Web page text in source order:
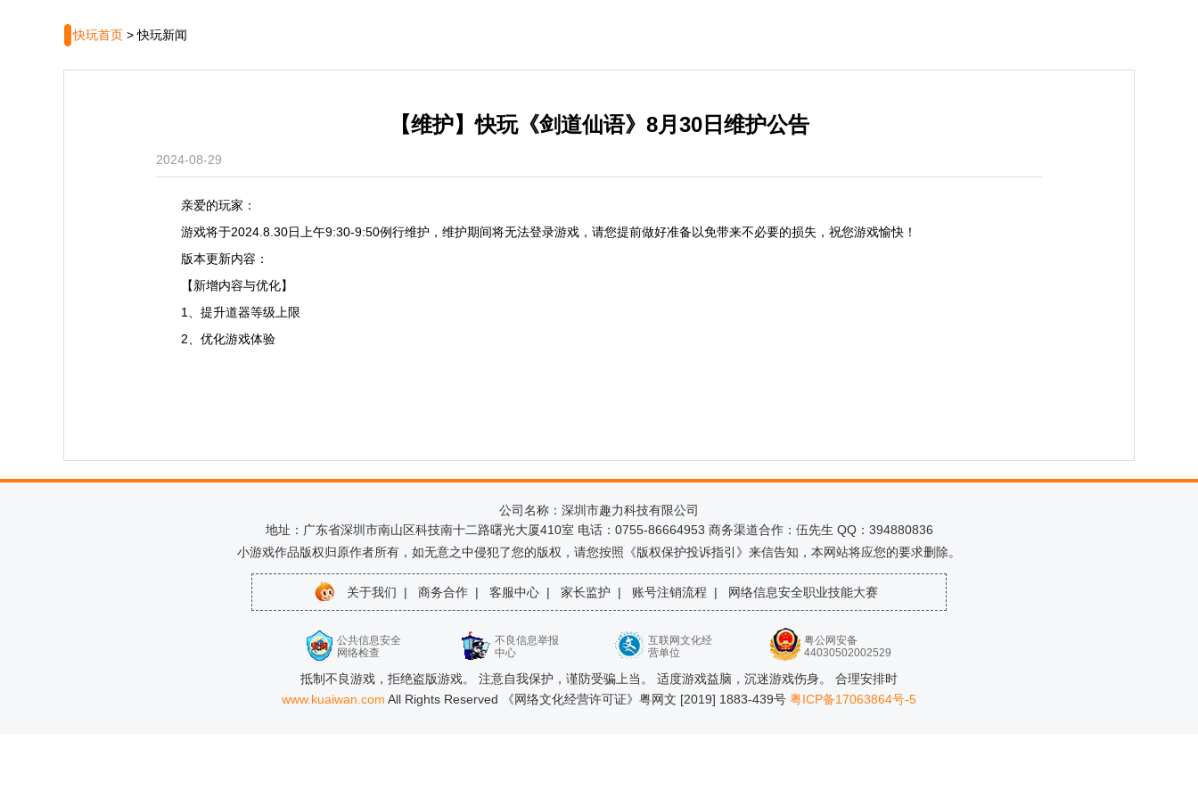
快玩首页 >快玩新闻
【维护】快玩《剑道仙语》8月30日维护公告
2024-08-29
亲爱的玩家：
游戏将于2024.8.30日上午9:30-9:50例行维护，维护期间将无法登录游戏，请您提前做好准备以免带来不必要的损失，祝您游戏愉快！
版本更新内容：
【新增内容与优化】
1、提升道器等级上限
2、优化游戏体验
公司名称：深圳市趣力科技有限公司
地址：广东省深圳市南山区科技南十二路曙光大厦410室 电话：0755-86664953 商务渠道合作：伍先生 QQ：394880836
小游戏作品版权归原作者所有，如无意之中侵犯了您的版权，请您按照《版权保护投诉指引》来信告知，本网站将应您的要求删除。
关于我们 | 商务合作 | 客服中心 | 家长监护 | 账号注销流程 | 网络信息安全职业技能大赛
公共信息安全
网络检查
不良信息举报
中心
互联网文化经
营单位
粤公网安备
44030502002529
抵制不良游戏，拒绝盗版游戏。 注意自我保护，谨防受骗上当。 适度游戏益脑，沉迷游戏伤身。 合理安排时
www.kuaiwan.com All Rights Reserved 《网络文化经营许可证》粤网文 [2019] 1883-439号 粤ICP备17063864号-5